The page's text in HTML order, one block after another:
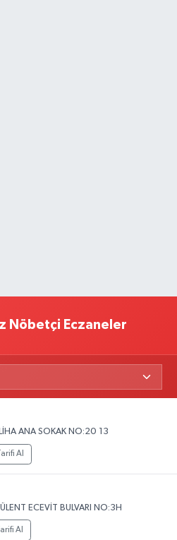
Nöbetçi Eczaneler
ANA SOKAK NO:20 13
Al
ECEVİT BULVARI NO:3H
Al